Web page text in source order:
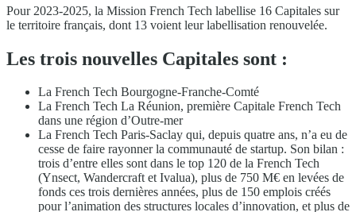
Pour 2023-2025, la Mission French Tech labellise 16 Capitales sur
le territoire français, dont 13 voient leur labellisation renouvelée.
Les trois nouvelles Capitales sont :
La French Tech Bourgogne-Franche-Comté
La French Tech La Réunion, première Capitale French Tech
dans une région d’Outre-mer
La French Tech Paris-Saclay qui, depuis quatre ans, n’a eu de
cesse de faire rayonner la communauté de startup. Son bilan :
trois d’entre elles sont dans le top 120 de la French Tech
(Ynsect, Wandercraft et Ivalua), plus de 750 M€ en levées de
fonds ces trois dernières années, plus de 150 emplois créés
pour l’animation des structures locales d’innovation, et plus de